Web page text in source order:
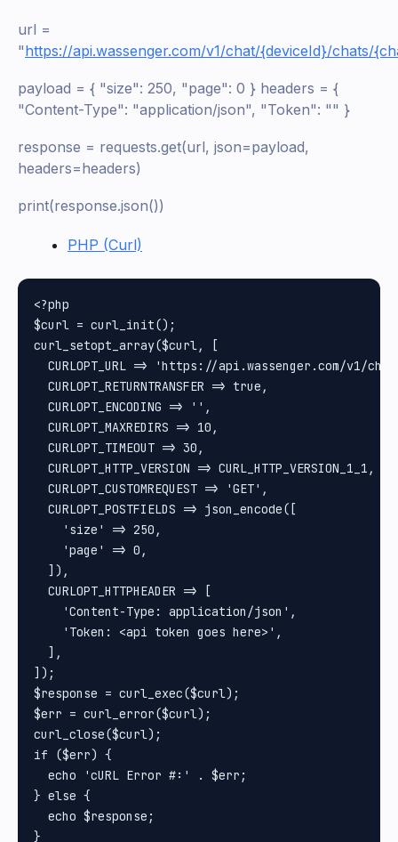
url =
"https://api.wassenger.com/v1/chat/{deviceId}/chats/
payload = { "size": 250, "page": 0 } headers = {
"Content-Type": "application/json", "Token": "" }
response = requests.get(url, json=payload,
headers=headers)
print(response.json())
PHP (Curl)
<?php
$curl = curl_init();
curl_setopt_array($curl, [
CURLOPT_URL => 'https://api.wassenger.com/v1/
  CURLOPT_RETURNTRANSFER => true,
  CURLOPT_ENCODING => '',
  CURLOPT_MAXREDIRS => 10,
  CURLOPT_TIMEOUT => 30,
  CURLOPT_HTTP_VERSION => CURL_HTTP_VERSION_1_1,
  CURLOPT_CUSTOMREQUEST => 'GET',
  CURLOPT_POSTFIELDS => json_encode([
    'size' => 250,
    'page' => 0,
  ]),
  CURLOPT_HTTPHEADER => [
    'Content-Type: application/json',
    'Token: <api token goes here>',
  ],
]);
$response = curl_exec($curl);
$err = curl_error($curl);
curl_close($curl);
if ($err) {
  echo 'cURL Error #:' . $err;
} else {
  echo $response;